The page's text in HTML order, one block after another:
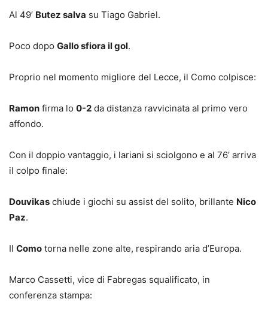
Al 49’ Butez salva su Tiago Gabriel.
Poco dopo Gallo sfiora il gol.
Proprio nel momento migliore del Lecce, il Como colpisce:
Ramon firma lo 0-2 da distanza ravvicinata al primo vero
affondo.
Con il doppio vantaggio, i lariani si sciolgono e al 76’ arriva
il colpo finale:
Douvikas chiude i giochi su assist del solito, brillante Nico
Paz.
Il Como torna nelle zone alte, respirando aria d’Europa.
Marco Cassetti, vice di Fabregas squalificato, in
conferenza stampa: